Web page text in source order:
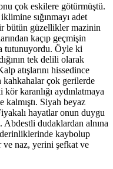
çok eskilere götürmüştü.
sığınmayı adet
bütün güzellikler mazinin
kaçıp geçmişin
tutunuyordu. Öyle ki
tek delili olarak
atışlarını hissedince
kahkahalar çok gerilerde
karanlığı aydınlatmaya
Siyah beyaz
hayatlar onun duygu
dudaklardan alnına
kaybolup
ve naz, yerini şefkat ve